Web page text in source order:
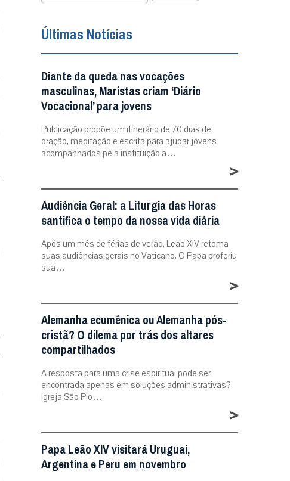
Últimas Notícias
Diante da queda nas vocações
masculinas, Maristas criam ‘Diário
Vocacional’ para jovens
Publicação propõe um itinerário de 70 dias de
oração, meditação e escrita para ajudar jovens
acompanhados pela instituição a…
>
Audiência Geral: a Liturgia das Horas
santifica o tempo da nossa vida diária
Após um mês de férias de verão, Leão XIV retoma
suas audiências gerais no Vaticano. O Papa proferiu
sua…
>
Alemanha ecumênica ou Alemanha pós-
cristã? O dilema por trás dos altares
compartilhados
A resposta para uma crise espiritual pode ser
encontrada apenas em soluções administrativas?
Igreja São Pio…
>
Papa Leão XIV visitará Uruguai,
Argentina e Peru em novembro